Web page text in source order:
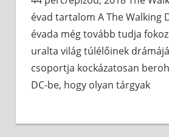
évad tartalom A The Walking
évada még tovább tudja
uralta világ túlélőinek
csoportja kockázatosan
DC-be, hogy olyan tárgyak